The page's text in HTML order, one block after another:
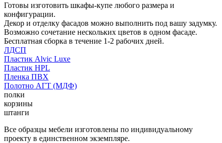
Готовы изготовить шкафы-купе любого размера и
конфигурации.
Декор и отделку фасадов можно выполнить под вашу задумку.
Возможно сочетание нескольких цветов в одном фасаде.
Бесплатная сборка в течение 1-2 рабочих дней.
ЛДСП
Пластик Alvic Luxe
Пластик HPL
Пленка ПВХ
Полотно АГТ (МДФ)
полки
корзины
штанги
Все образцы мебели изготовлены по индивидуальному
проекту в единственном экземпляре.